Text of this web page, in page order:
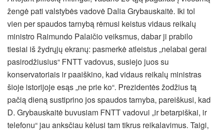
žengė pati valstybės vadovė Dalia Grybauskaitė. Iki tol
vien per spaudos tarnybą rėmusi keistus vidaus reikalų
ministro Raimundo Palaičio veiksmus, dabar ji prabilo
tiesiai iš žydrųjų ekranų: pasmerkė atleistus „nelabai gerai
pasirodžiusius“ FNTT vadovus, susiejo juos su
konservatoriais ir paaiškino, kad vidaus reikalų ministras
šioje istorijoje esąs „ne prie ko“. Prezidentės žodžius tą
pačią dieną sustiprino jos spaudos tarnyba, pareiškusi, kad
D. Grybauskaitė buvusiam FNTT vadovui „ir betarpiškai, ir
telefonu“ jau anksčiau kėlusi tam tikrus reikalavimus. Taigi,